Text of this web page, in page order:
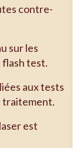
contre-
sur les
test.
aux tests
traitement.
est